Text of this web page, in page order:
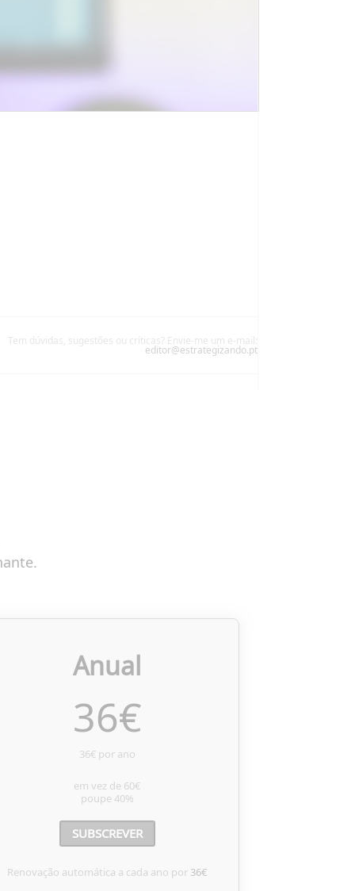
Tem dúvidas, sugestões ou críticas? Envie-me um e-mail:
editor@estrategizando.pt
Anual
36€
36€ por ano
em vez de 60€
poupe40%
SUBSCREVER
Renovação automática a cada ano por36€